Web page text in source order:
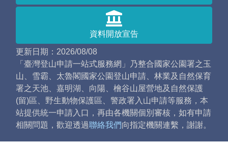
資料開放宣告
更新日期：2026/08/08
「臺灣登山申請一站式服務網」乃整合國家公園署之玉
山、雪霸、太魯閣國家公園登山申請、林業及自然保育
署之天池、嘉明湖、向陽、檜谷山屋營地及自然保護
(留)區、野生動物保護區、警政署入山申請等服務，本
站提供統一申請入口，再由各機關個別審核，如有申請
相關問題，歡迎透過聯絡我們向指定機關連繫，謝謝。